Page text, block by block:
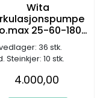
Wita
25-60-180,
DN25, G1 1/2", 6,0m
(H)
36 stk.
Steinkjer: 10 stk.
4.000,00